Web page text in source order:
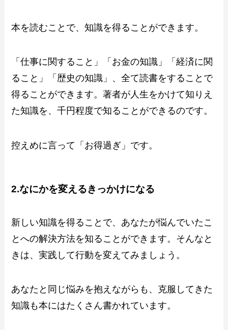
本を読むことで、知識を得ることができます。
「仕事に関すること」「お金の知識」「経済に関
ること」「歴史の知識」、全て読書をすることで
得ることができます。著者が人生をかけて知りえ
た知識を、千円程度で知ることができるのです。
控えめに言って「お得過ぎ」です。
2.なにかを変えるきっかけになる
新しい知識を得ることで、あなたが悩んでいたこ
とへの解決方法を知ることができます。そんなと
きは、実践して行動を変えてみましょう。
あなたと同じ悩みを抱えながらも、克服してきた
知識も本にはたくさん書かれています。